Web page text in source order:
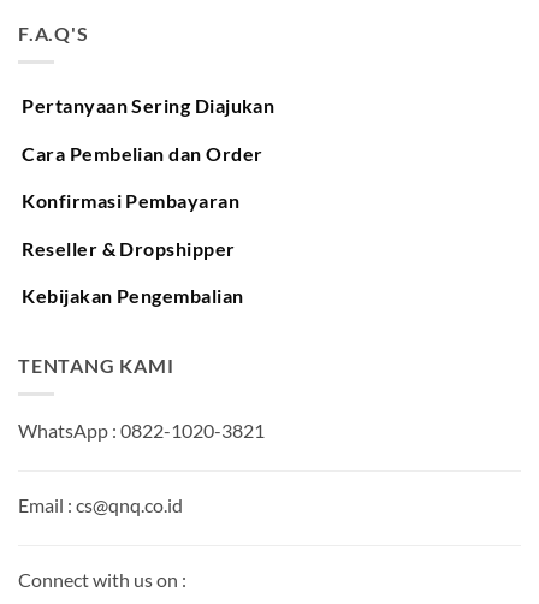
F.A.Q'S
Pertanyaan Sering Diajukan
Cara Pembelian dan Order
Konfirmasi Pembayaran
Reseller & Dropshipper
Kebijakan Pengembalian
TENTANG KAMI
WhatsApp : 0822-1020-3821
Email : cs@qnq.co.id
Connect with us on :